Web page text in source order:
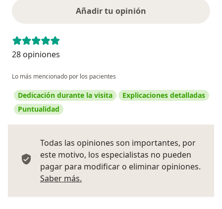
Añadir tu opinión
28 opiniones
Lo más mencionado por los pacientes
Dedicación durante la visita
Explicaciones detalladas
Puntualidad
Todas las opiniones son importantes, por
este motivo, los especialistas no pueden
pagar para modificar o eliminar opiniones.
Saber más.